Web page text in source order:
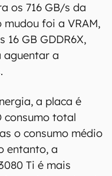
os 716 GB/s da
mudou foi a VRAM,
16 GB GDDR6X,
aguentar a
a placa é
consumo total
o consumo médio
entanto, a
Ti é mais